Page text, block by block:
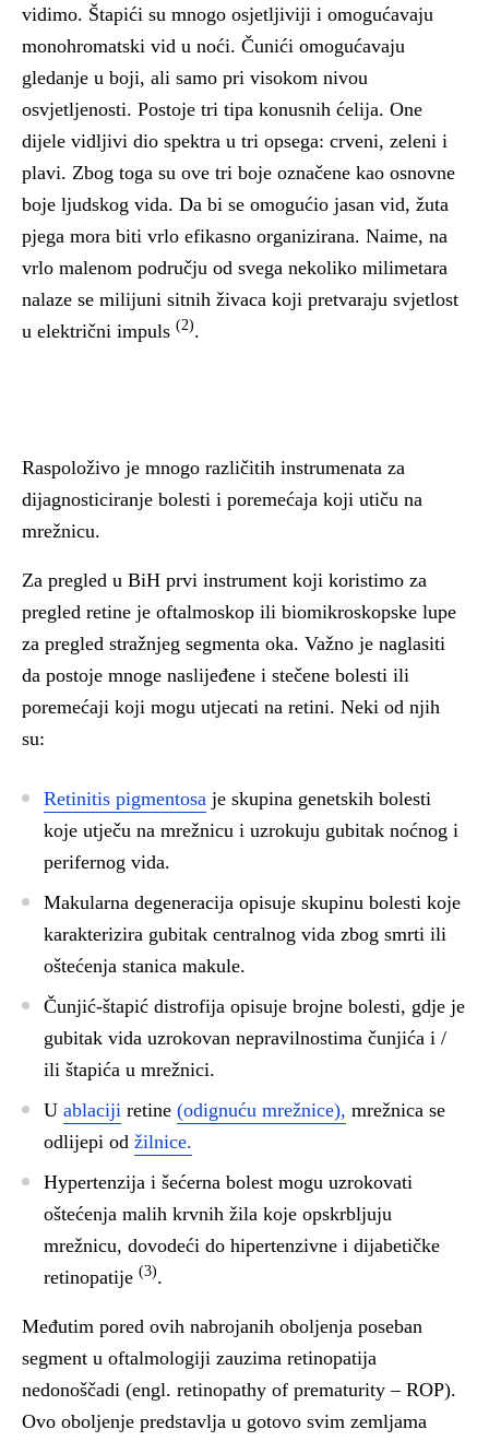
vidimo. Štapići su mnogo osjetljiviji i omogućavaju
monohromatski vid u noći. Čunići omogućavaju
gledanje u boji, ali samo pri visokom nivou
osvjetljenosti. Postoje tri tipa konusnih ćelija. One
dijele vidljivi dio spektra u tri opsega: crveni, zeleni i
plavi. Zbog toga su ove tri boje označene kao osnovne
boje ljudskog vida. Da bi se omogućio jasan vid, žuta
pjega mora biti vrlo efikasno organizirana. Naime, na
vrlo malenom području od svega nekoliko milimetara
nalaze se milijuni sitnih živaca koji pretvaraju svjetlost
u električni impuls (2).
Raspoloživo je mnogo različitih instrumenata za
dijagnosticiranje bolesti i poremećaja koji utiču na
mrežnicu.
Za pregled u BiH prvi instrument koji koristimo za
pregled retine je oftalmoskop ili biomikroskopske lupe
za pregled stražnjeg segmenta oka. Važno je naglasiti
da postoje mnoge naslijeđene i stečene bolesti ili
poremećaji koji mogu utjecati na retini. Neki od njih
su:
Retinitis pigmentosa je skupina genetskih bolesti
koje utječu na mrežnicu i uzrokuju gubitak noćnog i
perifernog vida.
Makularna degeneracija opisuje skupinu bolesti koje
karakterizira gubitak centralnog vida zbog smrti ili
oštećenja stanica makule.
Čunjić-štapić distrofija opisuje brojne bolesti, gdje je
gubitak vida uzrokovan nepravilnostima čunjića i /
ili štapića u mrežnici.
U ablaciji retine (odignuću mrežnice), mrežnica se
odlijepi od žilnice.
Hypertenzija i šećerna bolest mogu uzrokovati
oštećenja malih krvnih žila koje opskrbljuju
mrežnicu, dovodeći do hipertenzivne i dijabetičke
retinopatije (3).
Međutim pored ovih nabrojanih oboljenja poseban
segment u oftalmologiji zauzima retinopatija
nedonoščadi (engl. retinopathy of prematurity – ROP).
Ovo oboljenje predstavlja u gotovo svim zemljama